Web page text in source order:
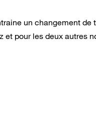
un changement de
et pour les deux autres